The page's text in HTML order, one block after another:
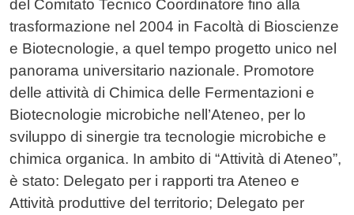
del Comitato Tecnico Coordinatore fino alla
trasformazione nel 2004 in Facoltà di Bioscienze
e Biotecnologie, a quel tempo progetto unico nel
panorama universitario nazionale. Promotore
delle attività di Chimica delle Fermentazioni e
Biotecnologie microbiche nell’Ateneo, per lo
sviluppo di sinergie tra tecnologie microbiche e
chimica organica. In ambito di “Attività di Ateneo”,
è stato: Delegato per i rapporti tra Ateneo e
Attività produttive del territorio; Delegato per